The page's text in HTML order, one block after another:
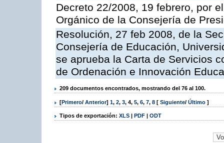
Decreto 22/2008, 19 febrero, por
Orgánico de la Consejería de
Resolución, 27 feb 2008, de la
Consejería de Educación,
se aprueba la Carta de Servicios
de Ordenación e Innovación
209 documentos encontrados, mostrando del 76 al 100.
[Primero/ Anterior] 1, 2, 3, 4, 5, 6, 7, 8 [ Siguiente/ Último ]
Tipos de exportación: XLS | PDF | ODT